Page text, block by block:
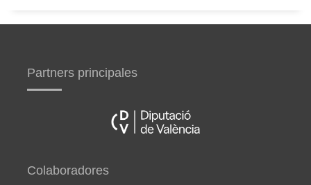
Partners principales
Colaboradores